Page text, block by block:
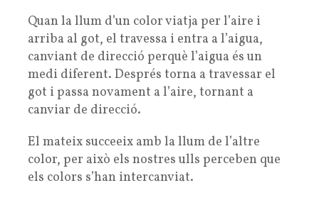
Quan la llum d’un color viatja per l’aire i
arriba al got, el travessa i entra a l’aigua,
canviant de direcció perquè l’aigua és un
medi diferent. Després torna a travessar el
got i passa novament a l’aire, tornant a
canviar de direcció.
El mateix succeeix amb la llum de l’altre
color, per això els nostres ulls perceben que
els colors s’han intercanviat.